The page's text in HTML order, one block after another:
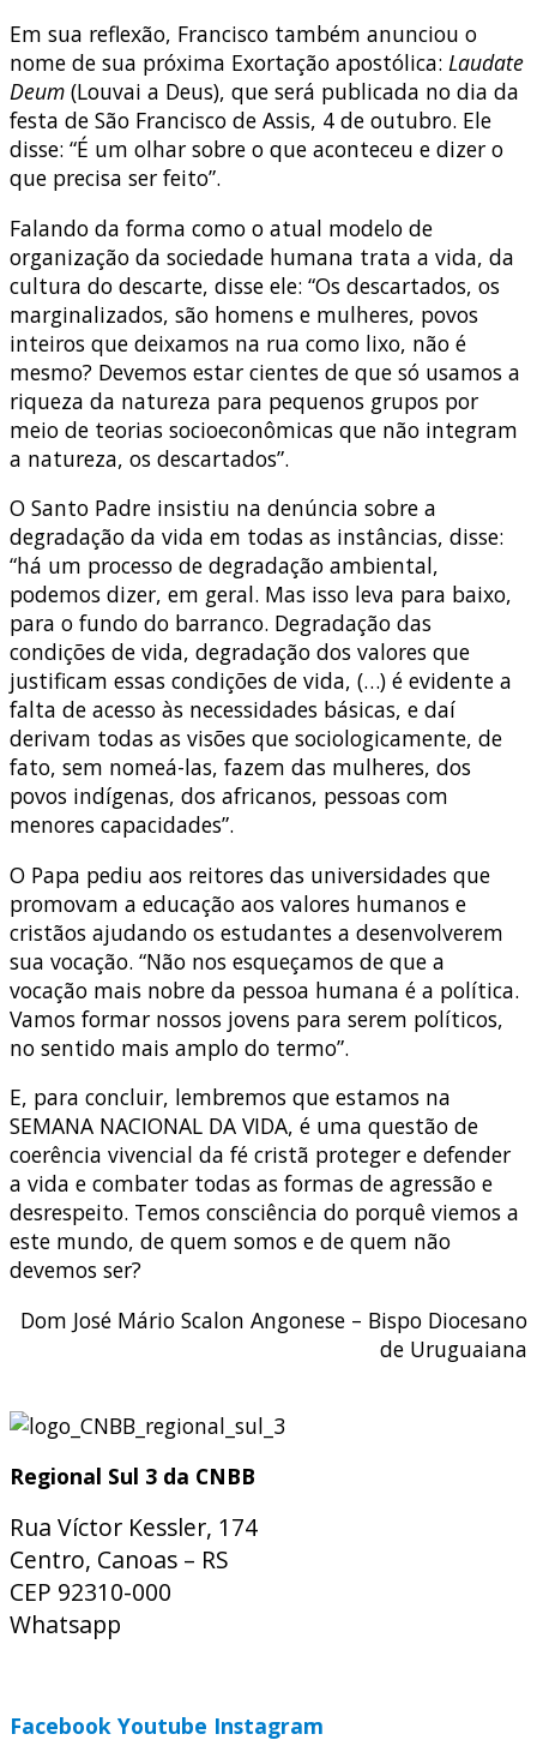
Em sua reflexão, Francisco também anunciou o
nome de sua próxima Exortação apostólica: Laudate
Deum (Louvai a Deus), que será publicada no dia da
festa de São Francisco de Assis, 4 de outubro. Ele
disse: “É um olhar sobre o que aconteceu e dizer o
que precisa ser feito”.
Falando da forma como o atual modelo de
organização da sociedade humana trata a vida, da
cultura do descarte, disse ele: “Os descartados, os
marginalizados, são homens e mulheres, povos
inteiros que deixamos na rua como lixo, não é
mesmo? Devemos estar cientes de que só usamos a
riqueza da natureza para pequenos grupos por
meio de teorias socioeconômicas que não integram
a natureza, os descartados”.
O Santo Padre insistiu na denúncia sobre a
degradação da vida em todas as instâncias, disse:
“há um processo de degradação ambiental,
podemos dizer, em geral. Mas isso leva para baixo,
para o fundo do barranco. Degradação das
condições de vida, degradação dos valores que
justificam essas condições de vida, (…) é evidente a
falta de acesso às necessidades básicas, e daí
derivam todas as visões que sociologicamente, de
fato, sem nomeá-las, fazem das mulheres, dos
povos indígenas, dos africanos, pessoas com
menores capacidades”.
O Papa pediu aos reitores das universidades que
promovam a educação aos valores humanos e
cristãos ajudando os estudantes a desenvolverem
sua vocação. “Não nos esqueçamos de que a
vocação mais nobre da pessoa humana é a política.
Vamos formar nossos jovens para serem políticos,
no sentido mais amplo do termo”.
E, para concluir, lembremos que estamos na
SEMANA NACIONAL DA VIDA, é uma questão de
coerência vivencial da fé cristã proteger e defender
a vida e combater todas as formas de agressão e
desrespeito. Temos consciência do porquê viemos a
este mundo, de quem somos e de quem não
devemos ser?
Dom José Mário Scalon Angonese – Bispo Diocesano
de Uruguaiana
Regional Sul 3 da CNBB
Rua Víctor Kessler, 174
Centro, Canoas – RS
CEP 92310-000
Whatsapp
Facebook Youtube Instagram